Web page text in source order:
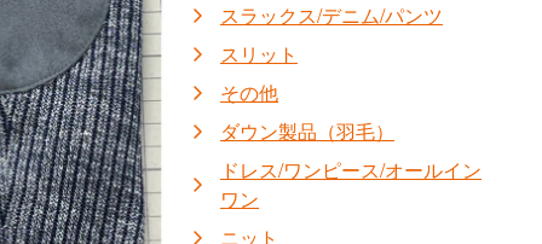
スラックス/デニム/パンツ
スリット
その他
ダウン製品（羽毛）
ドレス/ワンピース/オールイン
ワン
ニット